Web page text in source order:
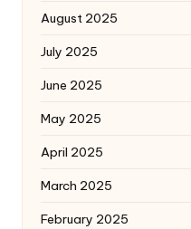
August 2025
July 2025
June 2025
May 2025
April 2025
March 2025
February 2025